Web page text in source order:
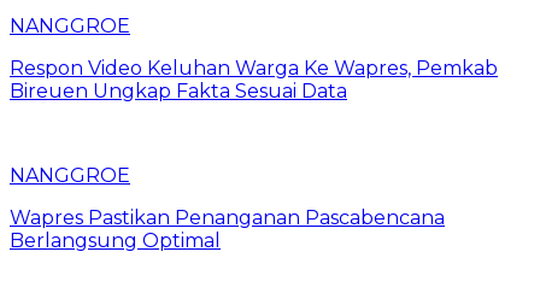
NANGGROE
Respon Video Keluhan Warga Ke Wapres, Pemkab
Bireuen Ungkap Fakta Sesuai Data
NANGGROE
Wapres Pastikan Penanganan Pascabencana
Berlangsung Optimal